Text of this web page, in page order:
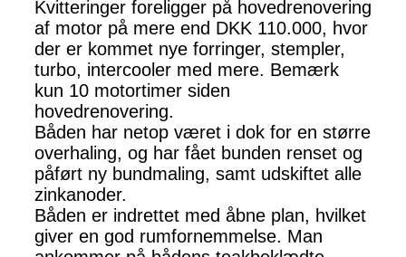
Kvitteringer foreligger på hovedrenovering
af motor på mere end DKK 110.000, hvor
der er kommet nye forringer, stempler,
turbo, intercooler med mere. Bemærk
kun 10 motortimer siden
hovedrenovering.
Båden har netop været i dok for en større
overhaling, og har fået bunden renset og
påført ny bundmaling, samt udskiftet alle
zinkanoder.
Båden er indrettet med åbne plan, hvilket
giver en god rumfornemmelse. Man